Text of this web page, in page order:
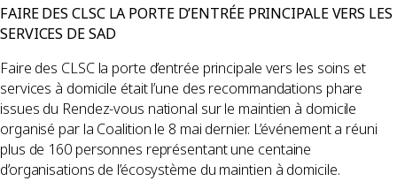
FAIRE DES CLSC LA PORTE D’ENTRÉE PRINCIPALE VERS LES
SERVICES DE SAD
Faire des CLSC la porte d’entrée principale vers les soins et
services à domicile était l’une des recommandations phare
issues du Rendez-vous national sur le maintien à domicile
organisé par la Coalition le 8 mai dernier. L’événement a réuni
plus de 160 personnes représentant une centaine
d’organisations de l’écosystème du maintien à domicile.